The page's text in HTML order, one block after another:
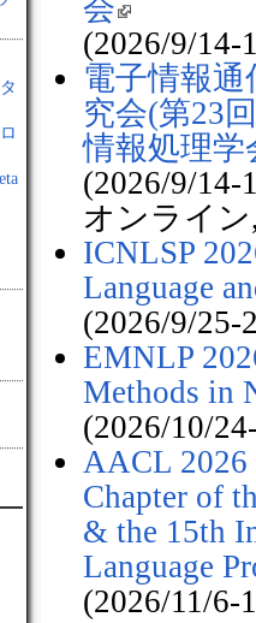
会
(2026/9/14-
電子情報
究会(第23
情報処理学
(2026/9/
オンライ
ICNLSP
Language
(2026/9/25-
EMNLP
Methods in
(2026/10/
AACL 2026
Chapter of
& the 15th
Language
(2026/11/6-